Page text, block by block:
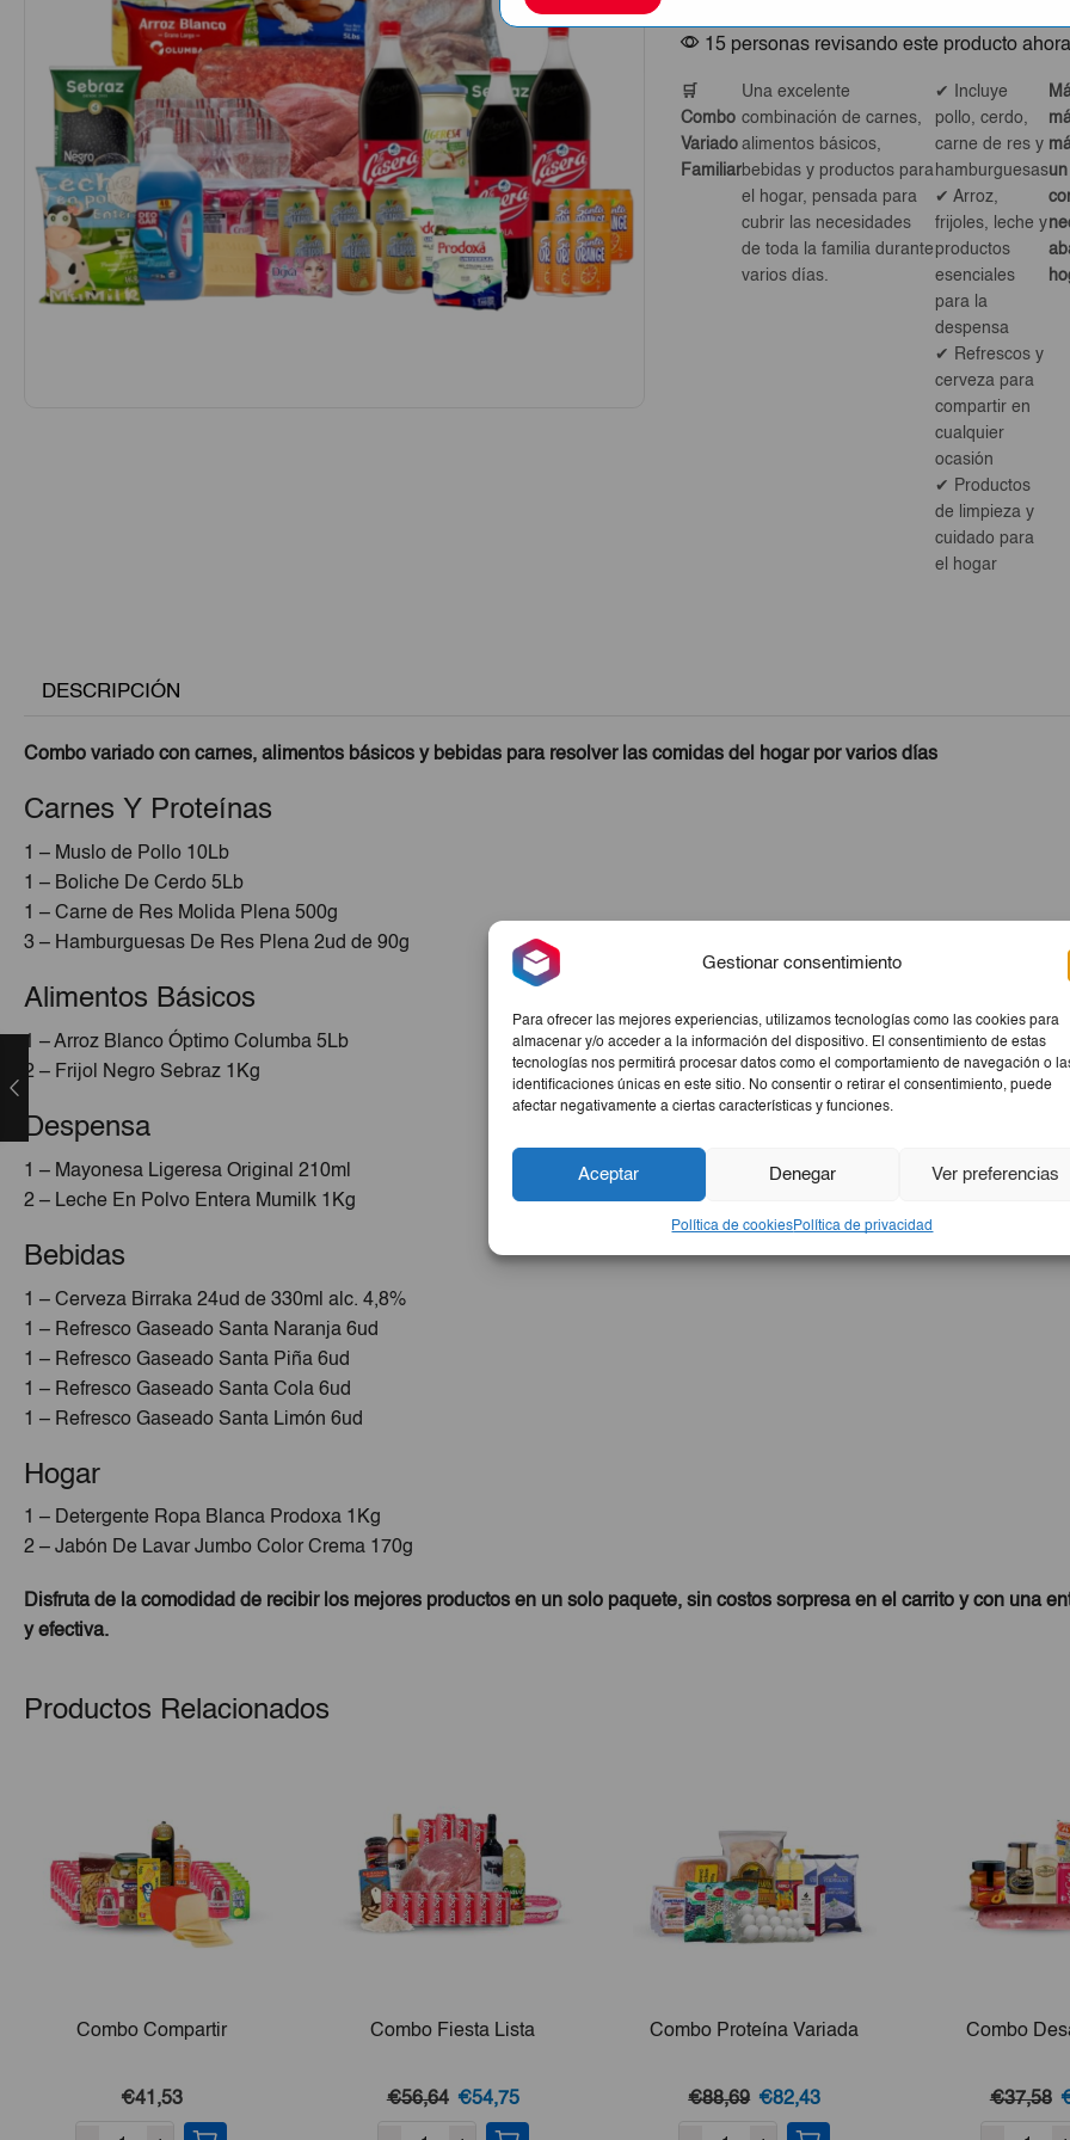
Gestionar consentimiento
Para ofrecer las mejores experiencias, utilizamos tecnologías como las cookies para
almacenar y/o acceder a la información del dispositivo. El consentimiento de estas
tecnologías nos permitirá procesar datos como el comportamiento de navegación o
identificaciones únicas en este sitio. No consentir o retirar el consentimiento, puede
afectar negativamente a ciertas características y funciones.
Aceptar Denegar Ver preferencias
Política de cookiesPolítica de privacidad
15 personas revisando este producto ahora
🛒
Combo
Variado
Familiar
Una excelente
combinación de carnes,
alimentos básicos,
bebidas y productos para
el hogar, pensada para
cubrir las necesidades
de toda la familia durante
varios días.
✔ Incluye
pollo, cerdo,
carne de res y
hamburguesas
✔ Arroz,
frijoles, leche y
productos
esenciales
para la
despensa
✔ Refrescos y
cerveza para
compartir en
cualquier
ocasión
✔ Productos
de limpieza y
cuidado para
el hogar
un
DESCRIPCIÓN
Combo variado con carnes, alimentos básicos y bebidas para resolver las comidas del hogar por varios días
Carnes Y Proteínas
1 – Muslo de Pollo 10Lb
1 – Boliche De Cerdo 5Lb
1 – Carne de Res Molida Plena 500g
3 – Hamburguesas De Res Plena 2ud de 90g
Alimentos Básicos
1 – Arroz Blanco Óptimo Columba 5Lb
2 – Frijol Negro Sebraz 1Kg
Despensa
1 – Mayonesa Ligeresa Original 210ml
2 – Leche En Polvo Entera Mumilk 1Kg
Bebidas
1 – Cerveza Birraka 24ud de 330ml alc. 4,8%
1 – Refresco Gaseado Santa Naranja 6ud
1 – Refresco Gaseado Santa Piña 6ud
1 – Refresco Gaseado Santa Cola 6ud
1 – Refresco Gaseado Santa Limón 6ud
Hogar
1 – Detergente Ropa Blanca Prodoxa 1Kg
2 – Jabón De Lavar Jumbo Color Crema 170g
Disfruta de la comodidad de recibir los mejores productos en un solo paquete, sin costos sorpresa en el carrito y con una
y efectiva.
Productos Relacionados
Combo Compartir
€41,53
Combo Fiesta Lista
€56,64 El
precio
€54,75El
precio
Combo Proteína Variada
€88,69 El
precio
€82,43El
precio
Combo
€37,58